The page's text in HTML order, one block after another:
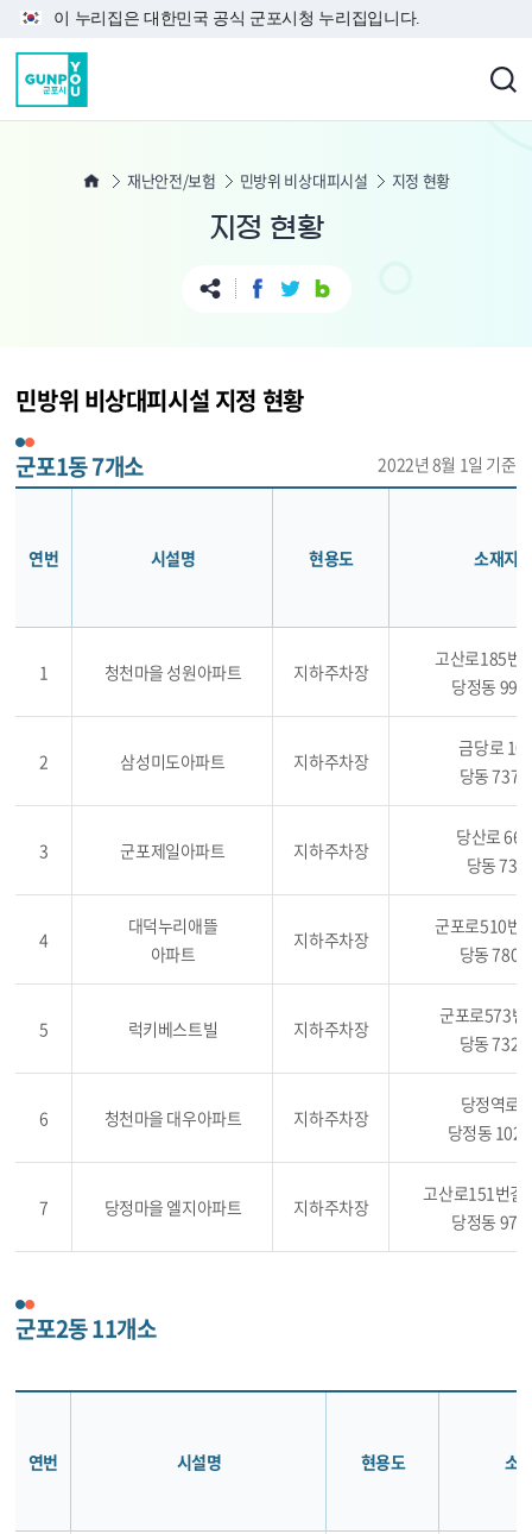
본문 바로가기
이 누리집은 대한민국 공식 군포시청 누리집입니다.
재난안전/보험 민방위 비상대피시설 지정 현황
지정 현황
민방위 비상대피시설 지정 현황
군포1동 7개소 2022년 8월 1일 기준
연번 시설명 현용도 소재지
1 청천마을 성원아파트 지하주차장
고산로185번
당정동
2 삼성미도아파트 지하주차장
금당로
당동 737-
3 군포제일아파트 지하주차장
당산로 66-
당동 734
4
대덕누리애뜰
아파트
지하주차장
군포로510번
당동 780-
5 럭키베스트빌 지하주차장
군포로573번
당동 732-
6 청천마을 대우아파트 지하주차장
당정역로 9
당정동
7 당정마을 엘지아파트 지하주차장
고산로151번길
당정동
군포2동 11개소
연번 시설명 현용도 소